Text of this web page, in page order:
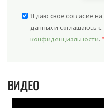
Я даю свое согласие
данных и соглашаюсь с
конфиденциальности. *
ВИДЕО